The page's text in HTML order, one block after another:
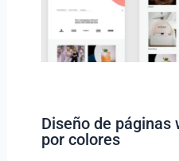
Diseño de páginas
por colores